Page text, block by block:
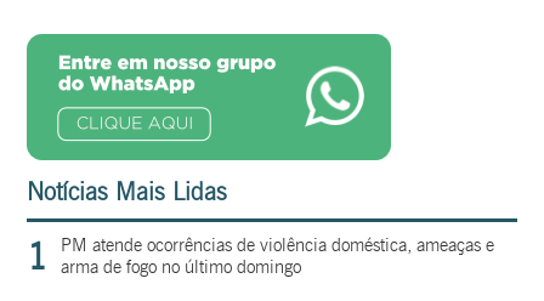
Notícias Mais Lidas
1
PM atende ocorrências de violência doméstica, ameaças e
arma de fogo no último domingo